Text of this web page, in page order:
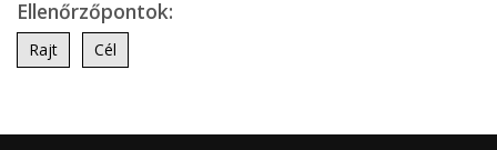
Ellenőrzőpontok:
Rajt Cél